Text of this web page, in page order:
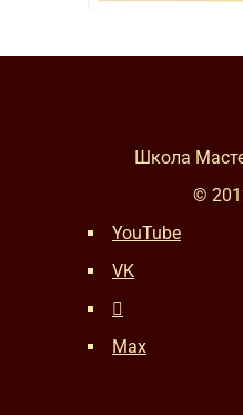
Школа
©
YouTube
VK
Max